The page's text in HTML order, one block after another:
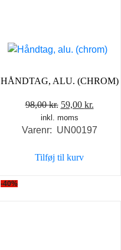
HÅNDTAG, ALU. (CHROM)
98,00kr. Den
oprindelige
pris
98,00 kr..
59,00 kr.
pris
inkl. moms
Varenr: UN00197
Tilføj til kurv
-40%